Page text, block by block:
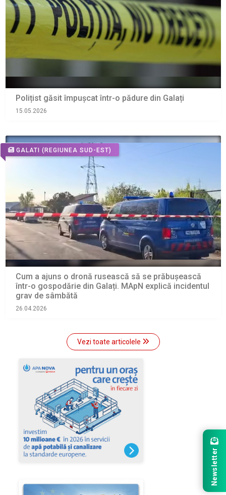
Polițist găsit împușcat într-o pădure din Galați
15.05.2026
GALATI (REGIUNEA SUD-EST)
Cum a ajuns o dronă rusească să se prăbușească
într-o gospodărie din Galați. MApN explică incidentul
grav de sâmbătă
26.04.2026
Vezi toate articolele
Newsletter